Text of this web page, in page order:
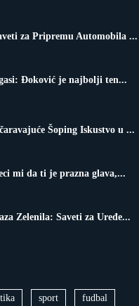
za Pripremu Automobila ...
Đoković je najbolji ten...
Šoping Iskustvo u ...
mi da ti je prazna glava,...
Zelenila: Saveti za Uređe...
sport fudbal